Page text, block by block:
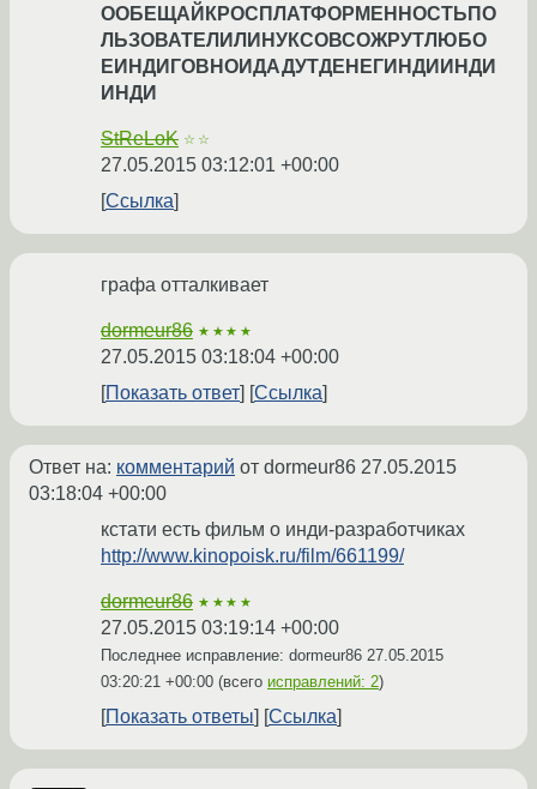
ООБЕЩАЙКРОСПЛАТФОРМЕННОСТЬПО
ЛЬЗОВАТЕЛИЛИНУКСОВСОЖРУТЛЮБО
ЕИНДИГОВНОИДАДУТДЕНЕГИНДИИНДИ
ИНДИ
StReLoK ☆☆
27.05.2015 03:12:01 +00:00
Ссылка
графа отталкивает
dormeur86 ★★★★
27.05.2015 03:18:04 +00:00
Показать ответ
Ссылка
Ответ на: комментарий от dormeur86 27.05.2015
03:18:04 +00:00
кстати есть фильм о инди-разработчиках
http://www.kinopoisk.ru/film/661199/
dormeur86 ★★★★
27.05.2015 03:19:14 +00:00
Последнее исправление: dormeur86 27.05.2015
03:20:21 +00:00 (всего исправлений: 2)
Показать ответы Ссылка